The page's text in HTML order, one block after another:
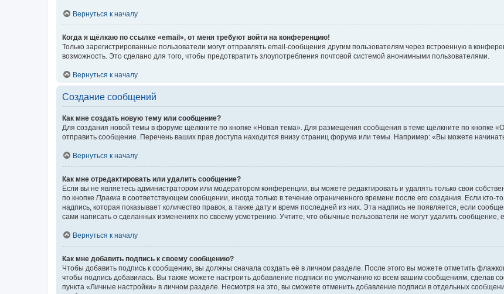
Вернуться к началу
Когда я щёлкаю по ссылке «email», от меня требуют войти на конференцию!
Только зарегистрированные пользователи могут отправлять email-сообщения другим пользователям через встроенную в
возможность. Это сделано для того, чтобы предотвратить злоупотребления почтовой системой анонимными пользователями.
Вернуться к началу
Создание сообщений
Как мне создать новую тему или сообщение?
Для создания новой темы в форуме щёлкните по кнопке «Новая тема». Для размещения сообщения в теме щёлкните по кнопке
отправить сообщение. Перечень ваших прав доступа находится внизу страниц форума или темы. Например: «Вы можете
Вернуться к началу
Как мне отредактировать или удалить сообщение?
Если вы не являетесь администратором или модератором конференции, вы можете редактировать и удалять только свои
по кнопке Правка в соответствующем сообщении, иногда только в течение ограниченного времени после его создания. Если
надпись, которая показывает количество правок, а также дату и время последней из них. Эта надпись не появляется, если
сами написать о сделанных изменениях по своему усмотрению. Учтите, что обычные пользователи не могут удалить сообщение,
Вернуться к началу
Как мне добавить подпись к своему сообщению?
Чтобы добавить подпись к сообщению, вы должны сначала создать её в личном разделе. После этого вы можете отметить
чтобы подпись добавилась. Вы также можете настроить добавление подписи по умолчанию ко всем вашим сообщениям, сделав
пункта «Личные настройки» в личном разделе. Несмотря на это, вы сможете отменить добавление подписи в отдельных